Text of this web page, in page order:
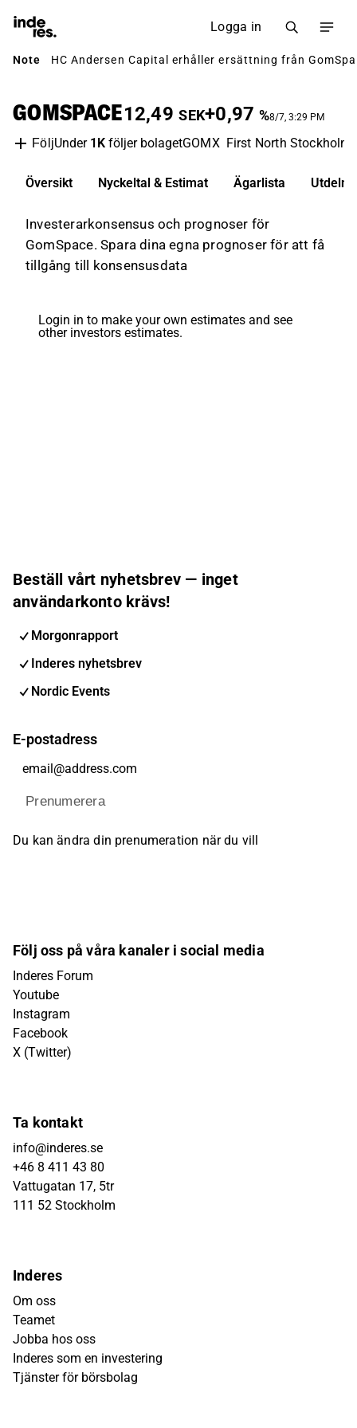
Logga in
Note HC Andersen Capital erhåller ersättning från
GOMSPACE12,49 SEK+0,97 %8/7, 3:29 PM
FöljUnder 1K följer bolagetGOMX First North Stockholm
Översikt Nyckeltal & Estimat Ägarlista
Investerarkonsensus och prognoser för
GomSpace. Spara dina egna prognoser för att få
tillgång till konsensusdata
Login in to make your own estimates and see
other investors estimates.
Beställ vårt nyhetsbrev — inget
användarkonto krävs!
Morgonrapport
Inderes nyhetsbrev
Nordic Events
E-postadress
Prenumerera
Du kan ändra din prenumeration när du vill
Följ oss på våra kanaler i social media
Inderes Forum
Youtube
Instagram
Facebook
X (Twitter)
Ta kontakt
info@inderes.se
+46 8 411 43 80
Vattugatan 17, 5tr
111 52 Stockholm
Inderes
Om oss
Teamet
Jobba hos oss
Inderes som en investering
Tjänster för börsbolag